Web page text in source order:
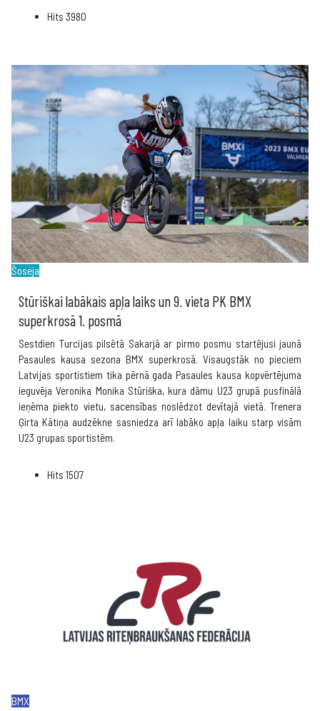
Hits 3980
Šoseja
Stūriškai labākais apļa laiks un 9. vieta PK BMX
superkrosā 1. posmā
Sestdien Turcijas pilsētā Sakarjā ar pirmo posmu startējusi jaunā
Pasaules kausa sezona BMX superkrosā. Visaugstāk no pieciem
Latvijas sportistiem tika pērnā gada Pasaules kausa kopvērtējuma
ieguvēja Veronika Monika Stūriška, kura dāmu U23 grupā pusfinālā
ieņēma piekto vietu, sacensības noslēdzot devītajā vietā. Trenera
Ģirta Kātiņa audzēkne sasniedza arī labāko apļa laiku starp visām
U23 grupas sportistēm.
Hits 1507
BMX